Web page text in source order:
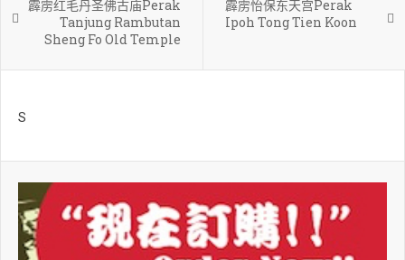
霹雳红毛丹圣佛古庙Perak
Tanjung Rambutan
Sheng Fo Old Temple
霹雳怡保东天宫Perak
Ipoh Tong Tien Koon
S